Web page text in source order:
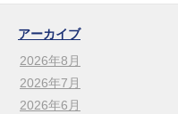
アーカイブ
2026年8月
2026年7月
2026年6月